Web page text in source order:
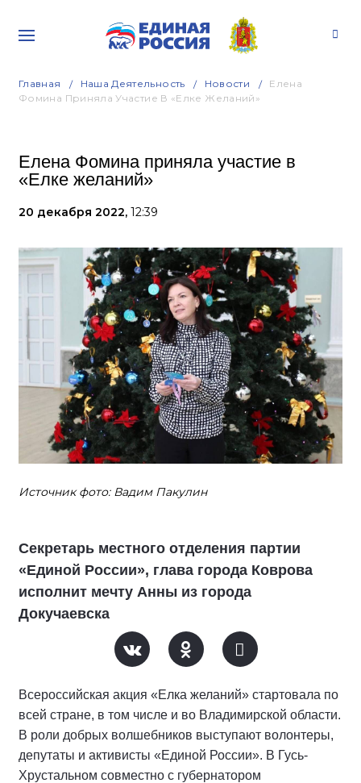
Главная Наша Деятельность Новости
Елена
Фомина Приняла Участие В «Елке Желаний»
Елена Фомина приняла участие в
«Елке желаний»
20 декабря 2022, 12:39
Источник фото: Вадим Пакулин
Секретарь местного отделения партии
«Единой России», глава города Коврова
исполнит мечту Анны из города
Докучаевска
Всероссийская акция «Елка желаний» стартовала по
всей стране, в том числе и во Владимирской области.
В роли добрых волшебников выступают волонтеры,
депутаты и активисты «Единой России». В Гусь-
Хрустальном совместно с губернатором